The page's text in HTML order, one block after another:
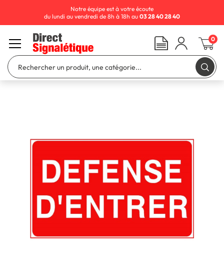
Notre équipe est à votre écoute
du lundi au vendredi de 8h à 18h au 03 28 40 28 40
0